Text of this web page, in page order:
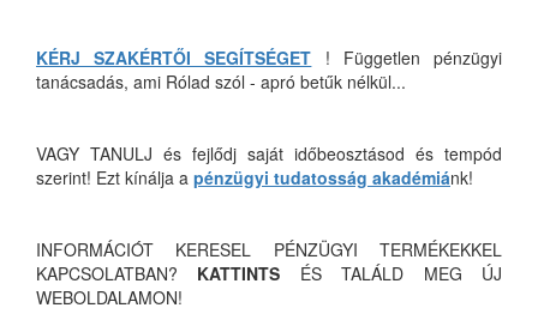
KÉRJ SZAKÉRTŐI SEGÍTSÉGET ! Független pénzügyi
tanácsadás, ami Rólad szól - apró betűk nélkül...
VAGY TANULJ és fejlődj saját időbeosztásod és tempód
szerint! Ezt kínálja a pénzügyi tudatosság akadémiánk!
INFORMÁCIÓT KERESEL PÉNZÜGYI TERMÉKEKKEL
KAPCSOLATBAN? KATTINTS ÉS TALÁLD MEG ÚJ
WEBOLDALAMON!